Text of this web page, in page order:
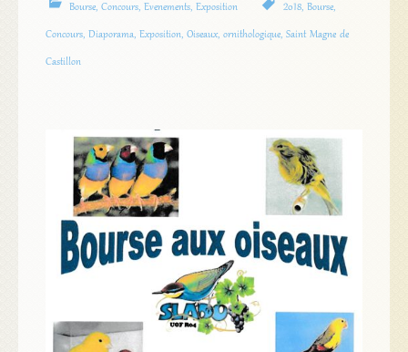
Bourse, Concours, Evenements, Exposition 2018, Bourse,
Concours, Diaporama, Exposition, Oiseaux, ornithologique, Saint Magne de
Castillon